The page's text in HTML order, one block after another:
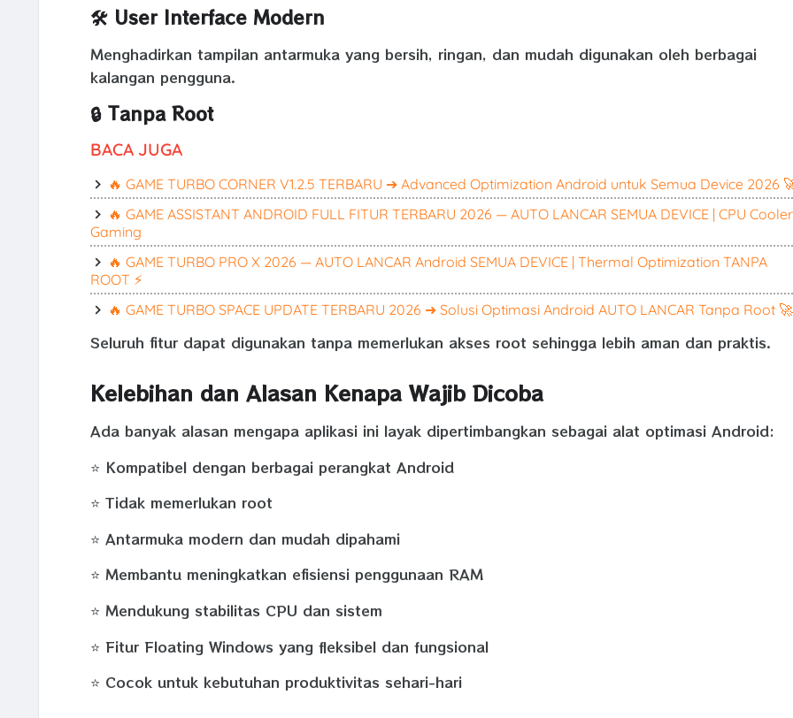
🛠️ User Interface Modern
Menghadirkan tampilan antarmuka yang bersih, ringan, dan mudah digunakan oleh berbagai
kalangan pengguna.
🔒 Tanpa Root
BACA JUGA
🔥 GAME TURBO CORNER V1.2.5 TERBARU ➔ Advanced Optimization Android untuk Semua Device 2026
🔥 GAME ASSISTANT ANDROID FULL FITUR TERBARU 2026 — AUTO LANCAR SEMUA DEVICE | CPU Cooler
Gaming
🔥 GAME TURBO PRO X 2026 — AUTO LANCAR Android SEMUA DEVICE | Thermal Optimization TANPA
ROOT ⚡
🔥 GAME TURBO SPACE UPDATE TERBARU 2026 ➜ Solusi Optimasi Android AUTO LANCAR Tanpa Root 🚀
Seluruh fitur dapat digunakan tanpa memerlukan akses root sehingga lebih aman dan praktis.
Kelebihan dan Alasan Kenapa Wajib Dicoba
Ada banyak alasan mengapa aplikasi ini layak dipertimbangkan sebagai alat optimasi Android:
⭐ Kompatibel dengan berbagai perangkat Android
⭐ Tidak memerlukan root
⭐ Antarmuka modern dan mudah dipahami
⭐ Membantu meningkatkan efisiensi penggunaan RAM
⭐ Mendukung stabilitas CPU dan sistem
⭐ Fitur Floating Windows yang fleksibel dan fungsional
⭐ Cocok untuk kebutuhan produktivitas sehari-hari